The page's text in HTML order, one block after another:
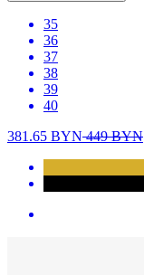
35
36
37
38
39
40
381.65 BYN449BYN